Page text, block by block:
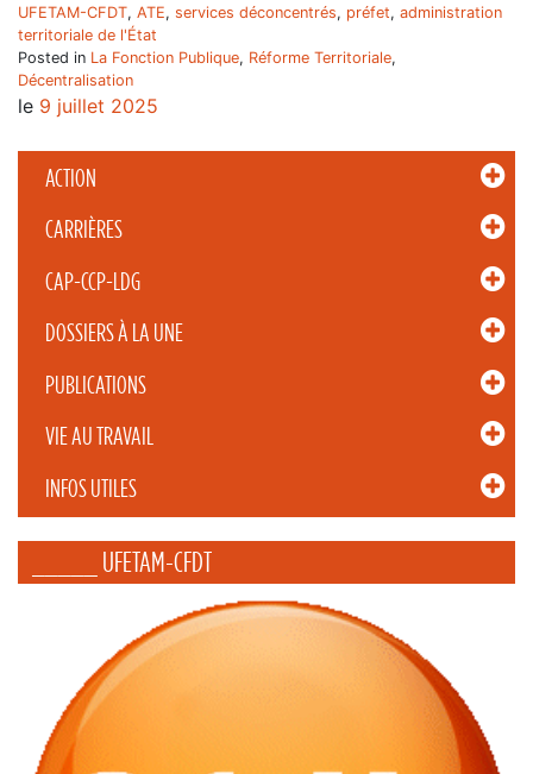
ACTION
CARRIÈRES
CAP-CCP-LDG
DOSSIERS À LA UNE
PUBLICATIONS
VIE AU TRAVAIL
INFOS UTILES
_____ UFETAM-CFDT
UFETAM-CFDT, ATE, services déconcentrés, préfet, administration
territoriale de l'État
Posted in La Fonction Publique, Réforme Territoriale,
Décentralisation
le 9 juillet 2025